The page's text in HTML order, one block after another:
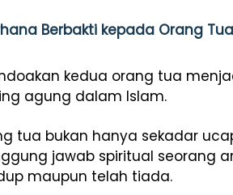
Berbakti kepada Orang
kedua orang tua
agung dalam Islam.
tua bukan hanya sekadar
jawab spiritual seorang
maupun telah tiada.